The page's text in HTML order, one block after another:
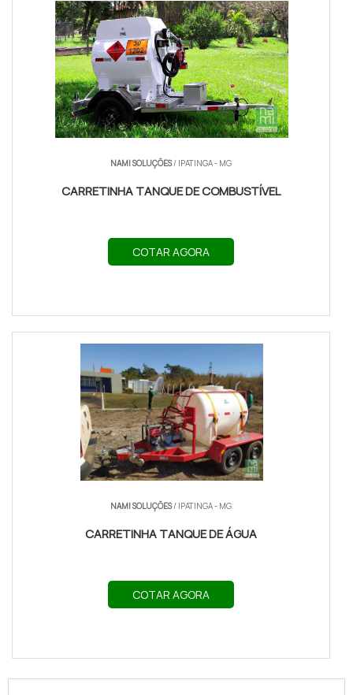
NAMI SOLUÇÕES/ IPATINGA - MG
CARRETINHA TANQUE DE COMBUSTÍVEL
COTAR AGORA
NAMI SOLUÇÕES/ IPATINGA - MG
CARRETINHA TANQUE DE ÁGUA
COTAR AGORA